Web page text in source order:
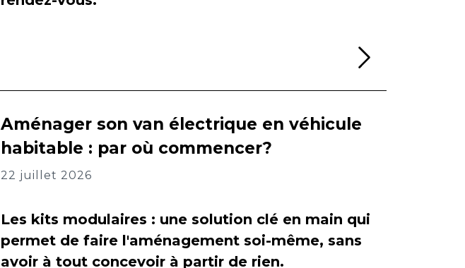
Aménager son van électrique en véhicule
habitable : par où commencer?
22 juillet 2026
Les kits modulaires : une solution clé en main qui
permet de faire l'aménagement soi-même, sans
avoir à tout concevoir à partir de rien.